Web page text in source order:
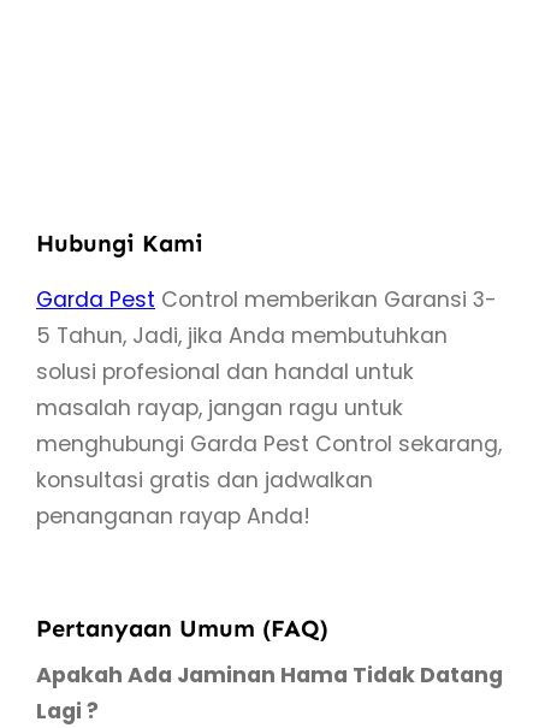
Hubungi Kami
Garda Pest Control memberikan Garansi 3-
5 Tahun, Jadi, jika Anda membutuhkan
solusi profesional dan handal untuk
masalah rayap, jangan ragu untuk
menghubungi Garda Pest Control sekarang,
konsultasi gratis dan jadwalkan
penanganan rayap Anda!
Pertanyaan Umum (FAQ)
Apakah Ada Jaminan Hama Tidak Datang
Lagi ?